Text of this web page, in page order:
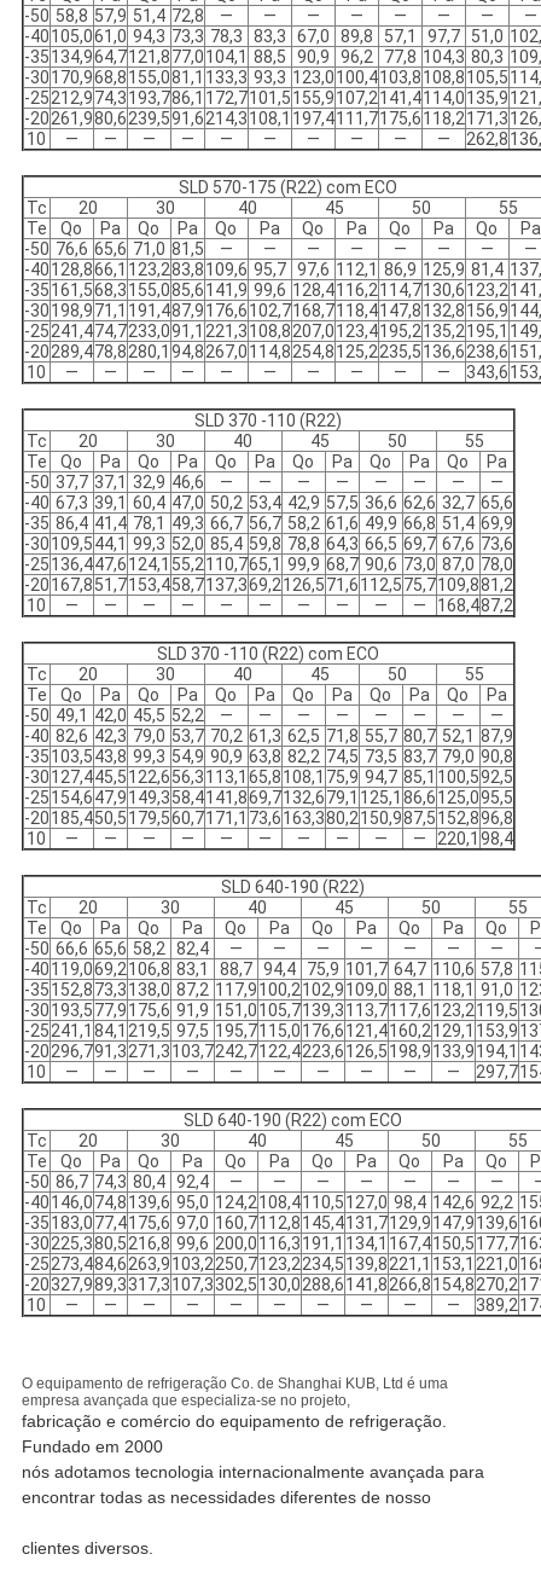
-50 58,8 57,9 51,4 72,8 — — — — — — —
—
-40105,061,0 94,3 73,3 78,3 83,3 67,0 89,8 57,1 97,7 51,0
-35134,964,7121,877,0104,1 88,5 90,9 96,2 77,8 104,3 80,3
-30170,968,8155,081,1 133,3 93,3 123,0100,4103,8108,8105,5
-25212,974,3193,786,1 172,7101,5155,9107,2141,4114,0135,9
-20261,980,6239,591,6214,3108,1 197,4111,7175,6118,2171,3
10
— — — — — — — — — — 262,8
SLD 570-175 (R22) com ECO
Tc
20 30 40 45 50
55
Te
Qo Pa Qo Pa Qo Pa Qo Pa Qo Pa Qo
Pa
-50 76,6 65,6 71,0 81,5 — — — — — — —
—
-40128,866,1 123,283,8109,6 95,7 97,6 112,1 86,9 125,9 81,4
-35161,568,3155,085,6141,9 99,6 128,4116,2114,7130,6123,2
-30198,971,1 191,487,9176,6102,7168,7118,4147,8132,8156,9
-25241,474,7233,091,1 221,3108,8207,0123,4195,2135,2195,1
-20289,478,8280,1 94,8267,0114,8254,8125,2235,5136,6238,6
10
— — — — — — — — — — 343,6
SLD 370 -110 (R22)
Tc
20 30 40 45 50
55
Te
Qo Pa Qo Pa Qo Pa Qo Pa Qo Pa Qo
Pa
-50 37,7 37,1 32,9 46,6 — — — — — — —
—
-40 67,3 39,1 60,4 47,0 50,2 53,4 42,9 57,5 36,6 62,6 32,7 65,6
-35 86,4 41,4 78,1 49,3 66,7 56,7 58,2 61,6 49,9 66,8 51,4 69,9
-30109,544,1 99,3 52,0 85,4 59,8 78,8 64,3 66,5 69,7 67,6 73,6
-25136,447,6124,1 55,2110,765,1 99,9 68,7 90,6 73,0 87,0 78,0
-20167,851,7153,458,7137,369,2126,571,6112,575,7109,881,2
10
— — — — — — — — — — 168,487,2
SLD 370 -110 (R22) com ECO
Tc
20 30 40 45 50
55
Te
Qo Pa Qo Pa Qo Pa Qo Pa Qo Pa Qo
Pa
-50 49,1 42,0 45,5 52,2 — — — — — — —
—
-40 82,6 42,3 79,0 53,7 70,2 61,3 62,5 71,8 55,7 80,7 52,1 87,9
-35103,543,8 99,3 54,9 90,9 63,8 82,2 74,5 73,5 83,7 79,0 90,8
-30127,445,5122,656,3113,1 65,8108,1 75,9 94,7 85,1 100,592,5
-25154,647,9149,358,4141,869,7132,679,1 125,1 86,6125,095,5
-20185,450,5179,560,7171,1 73,6163,380,2150,987,5152,896,8
10
— — — — — — — — — — 220,1 98,4
SLD 640-190 (R22)
Tc
20 30 40 45 50
55
Te
Qo Pa Qo Pa Qo Pa Qo Pa Qo Pa Qo
-50 66,6 65,6 58,2 82,4 — — — — — — —
-40119,069,2106,8 83,1 88,7 94,4 75,9 101,7 64,7 110,6 57,8
-35152,873,3138,0 87,2 117,9100,2102,9109,0 88,1 118,1 91,0
-30193,577,9175,6 91,9 151,0105,7139,3113,7117,6123,2119,5
-25241,1 84,1 219,5 97,5 195,7115,0176,6121,4160,2129,1 153,9
-20296,791,3271,3103,7242,7122,4223,6126,5198,9133,9194,1
10
— — — — — — — — — — 297,7
SLD 640-190 (R22) com ECO
Tc
20 30 40 45 50
55
Te
Qo Pa Qo Pa Qo Pa Qo Pa Qo Pa Qo
-50 86,7 74,3 80,4 92,4 — — — — — — —
-40146,074,8139,6 95,0 124,2108,4110,5127,0 98,4 142,6 92,2
-35183,077,4175,6 97,0 160,7112,8145,4131,7129,9147,9139,6
-30225,380,5216,8 99,6 200,0116,3191,1 134,1 167,4150,5177,7
-25273,484,6263,9103,2250,7123,2234,5139,8221,1 153,1 221,0
-20327,989,3317,3107,3302,5130,0288,6141,8266,8154,8270,2
10
— — — — — — — — — — 389,2
O equipamento de refrigeração Co. de Shanghai KUB, Ltd é uma
empresa avançada que especializa-se no projeto,
fabricação e comércio do equipamento de refrigeração.
Fundado em 2000
nós adotamos tecnologia internacionalmente avançada para
encontrar todas as necessidades diferentes de nosso
clientes diversos.